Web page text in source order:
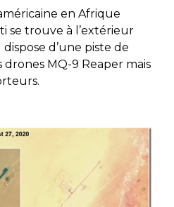
en Afrique
se trouve à l’extérieur
dispose d’une piste de
MQ-9 Reaper mais